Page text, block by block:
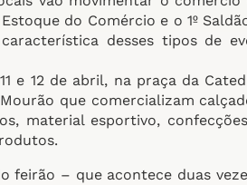
do Comércio e o 1º
desses tipos de
e 12 de abril, na praça da
que comercializam
material esportivo,
feirão – que acontece duas